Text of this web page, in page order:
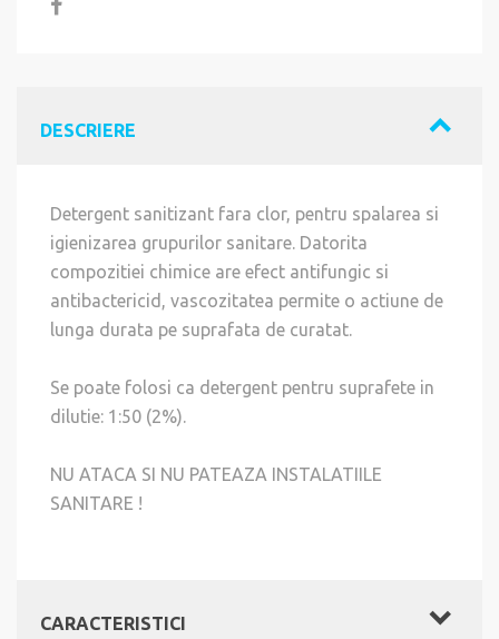
DESCRIERE
Detergent sanitizant fara clor, pentru spalarea si
igienizarea grupurilor sanitare. Datorita
compozitiei chimice are efect antifungic si
antibactericid, vascozitatea permite o actiune de
lunga durata pe suprafata de curatat.
Se poate folosi ca detergent pentru suprafete in
dilutie: 1:50 (2%).
NU ATACA SI NU PATEAZA INSTALATIILE
SANITARE !
CARACTERISTICI